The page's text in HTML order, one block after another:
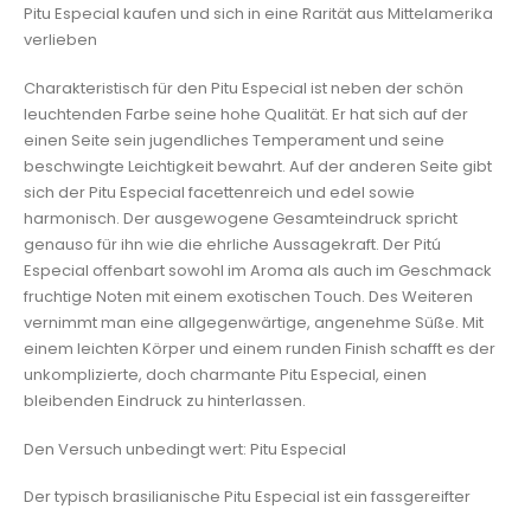
Pitu Especial kaufen und sich in eine Rarität aus Mittelamerika
verlieben
Charakteristisch für den Pitu Especial ist neben der schön
leuchtenden Farbe seine hohe Qualität. Er hat sich auf der
einen Seite sein jugendliches Temperament und seine
beschwingte Leichtigkeit bewahrt. Auf der anderen Seite gibt
sich der Pitu Especial facettenreich und edel sowie
harmonisch. Der ausgewogene Gesamteindruck spricht
genauso für ihn wie die ehrliche Aussagekraft. Der Pitú
Especial offenbart sowohl im Aroma als auch im Geschmack
fruchtige Noten mit einem exotischen Touch. Des Weiteren
vernimmt man eine allgegenwärtige, angenehme Süße. Mit
einem leichten Körper und einem runden Finish schafft es der
unkomplizierte, doch charmante Pitu Especial, einen
bleibenden Eindruck zu hinterlassen.
Den Versuch unbedingt wert: Pitu Especial
Der typisch brasilianische Pitu Especial ist ein fassgereifter